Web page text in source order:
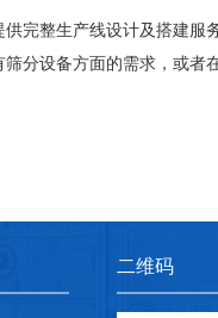
完整生产线设计及搭建服
分设备方面的需求，或者
二维码